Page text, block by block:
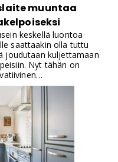
muuntaa
keskellä luontoa
saattaakin olla tuttu
joudutaan kuljettamaan
Nyt tähän on
juomavettä suoraan